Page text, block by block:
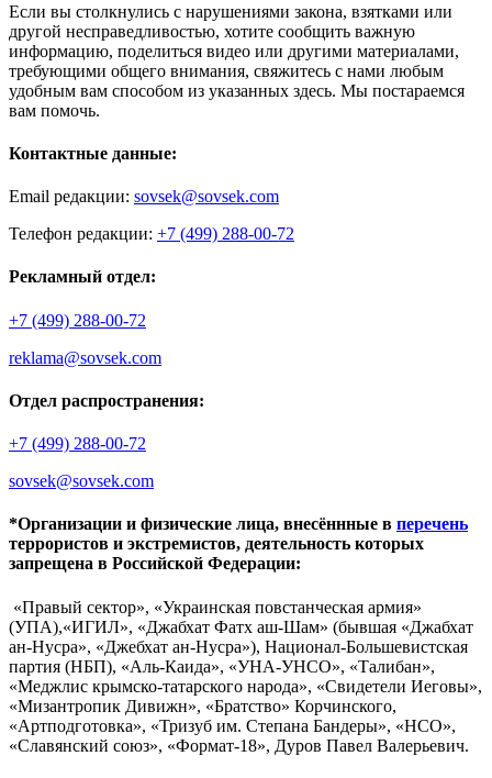
Если вы столкнулись с нарушениями закона, взятками или
другой несправедливостью, хотите сообщить важную
информацию, поделиться видео или другими материалами,
требующими общего внимания, свяжитесь с нами любым
удобным вам способом из указанных здесь. Мы постараемся
вам помочь.
Контактные данные:
Email редакции: sovsek@sovsek.com
Телефон редакции: +7 (499) 288-00-72
Рекламный отдел:
+7 (499) 288-00-72
reklama@sovsek.com
Отдел распространения:
+7 (499) 288-00-72
sovsek@sovsek.com
*Организации и физические лица, внесённные в перечень
террористов и экстремистов, деятельность которых
запрещена в Российской Федерации:
«Правый сектор», «Украинская повстанческая армия»
(УПА),«ИГИЛ», «Джабхат Фатх аш-Шам» (бывшая «Джабхат
ан-Нусра», «Джебхат ан-Нусра»), Национал-Большевистская
партия (НБП), «Аль-Каида», «УНА-УНСО», «Талибан»,
«Меджлис крымско-татарского народа», «Свидетели Иеговы»,
«Мизантропик Дивижн», «Братство» Корчинского,
«Артподготовка», «Тризуб им. Степана Бандеры», «НСО»,
«Славянский союз», «Формат-18», Дуров Павел Валерьевич.